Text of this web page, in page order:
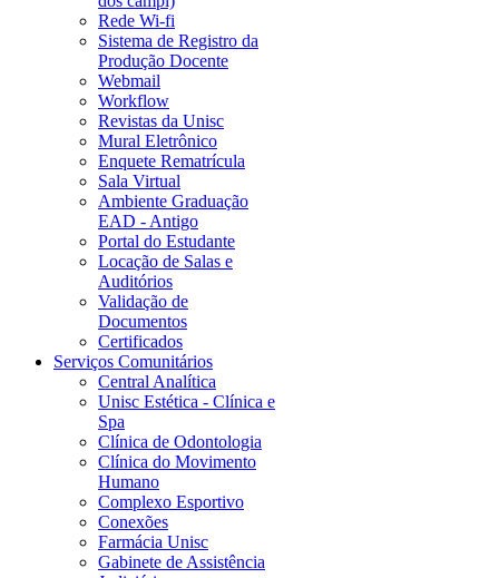
Rede Wi-fi
Sistema de Registro da
Produção Docente
Webmail
Workflow
Revistas da Unisc
Mural Eletrônico
Enquete Rematrícula
Sala Virtual
Ambiente Graduação
EAD - Antigo
Portal do Estudante
Locação de Salas e
Auditórios
Validação de
Documentos
Certificados
Serviços Comunitários
Central Analítica
Unisc Estética - Clínica e
Spa
Clínica de Odontologia
Clínica do Movimento
Humano
Complexo Esportivo
Conexões
Farmácia Unisc
Gabinete de Assistência